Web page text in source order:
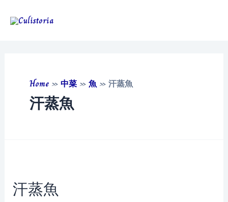
Home »中菜 »魚 »汗蒸魚
汗蒸魚
汗蒸魚